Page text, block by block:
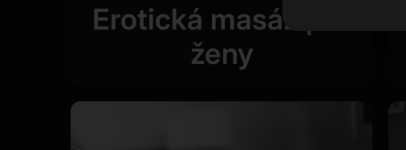
Erotická masáž pro
ženy